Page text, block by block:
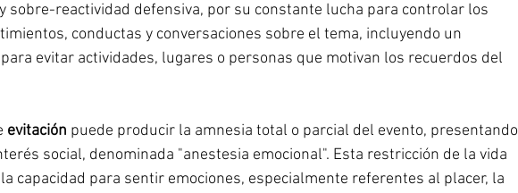
sobre-reactividad defensiva, por su constante lucha para controlar los
conductas y conversaciones sobre el tema, incluyendo un
evitar actividades, lugares o personas que motivan los recuerdos del
evitación puede producir la amnesia total o parcial del evento, presentando
social, denominada "anestesia emocional". Esta restricción de la vida
capacidad para sentir emociones, especialmente referentes al placer, la